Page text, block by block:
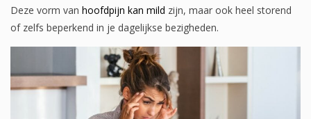
Deze vorm van hoofdpijn kan mild zijn, maar ook heel storend
of zelfs beperkend in je dagelijkse bezigheden.